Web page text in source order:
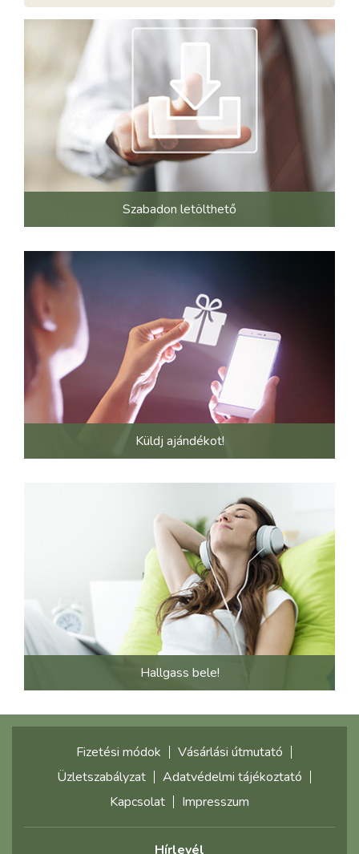
Szabadon letölthető
Küldj ajándékot!
Hallgass bele!
Fizetési módok
Vásárlási útmutató
Üzletszabályzat
Adatvédelmi tájékoztató
Kapcsolat
Impresszum
Hírlevél